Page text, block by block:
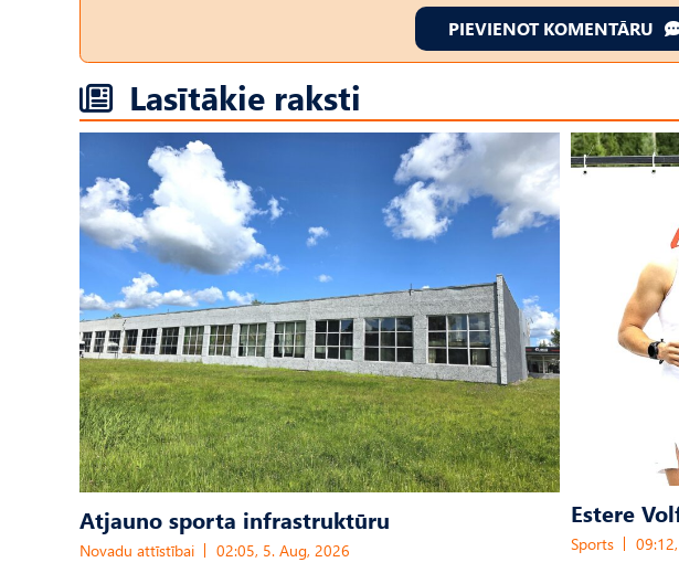
PIEVIENOT KOMENTĀRU
Lasītākie raksti
Atjauno sporta infrastruktūru
Novadu attīstībai 02:05, 5. Aug, 2026
Estere
Sports